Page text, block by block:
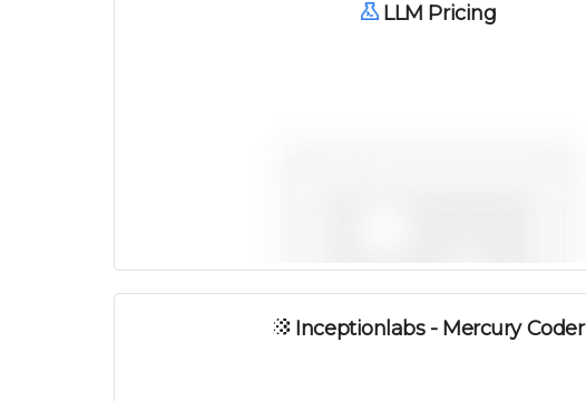
LLM Pricing
Inceptionlabs - Mercury Coder